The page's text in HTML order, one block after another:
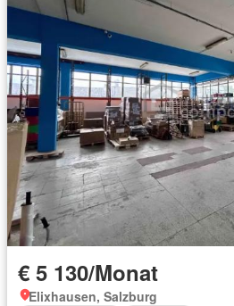
€ 5 130/Monat
Elixhausen, Salzburg